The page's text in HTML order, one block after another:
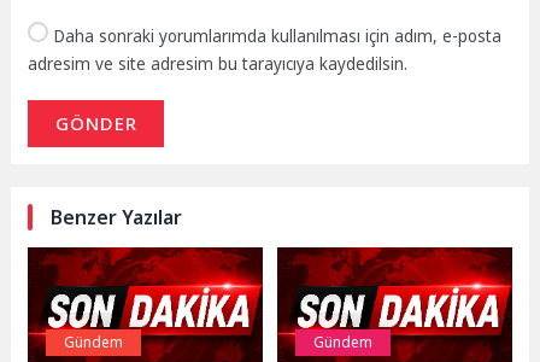
Daha sonraki yorumlarımda kullanılması için adım, e-posta
adresim ve site adresim bu tarayıcıya kaydedilsin.
GÖNDER
Benzer Yazılar
Gündem Gündem